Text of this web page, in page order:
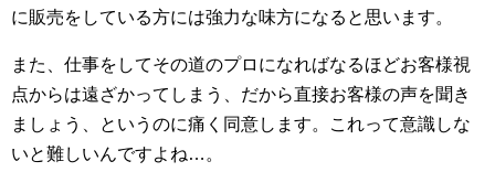
に販売をしている方には強力な味方になると思います。
また、仕事をしてその道のプロになればなるほどお客様視
点からは遠ざかってしまう、だから直接お客様の声を聞き
ましょう、というのに痛く同意します。これって意識しな
いと難しいんですよね…。